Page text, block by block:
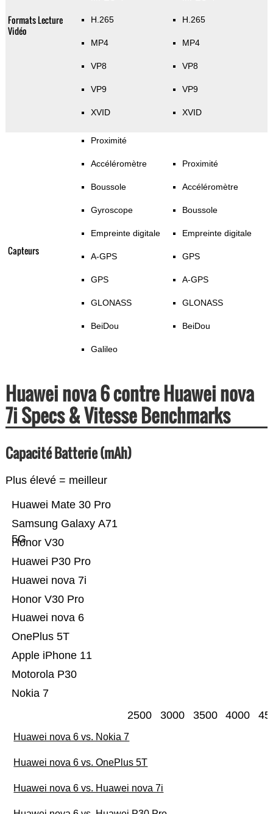
Formats Lecture
Vidéo
H.265
MP4
VP8
VP9
XVID
H.265
MP4
VP8
VP9
XVID
Capteurs
Proximité
Accéléromètre
Boussole
Gyroscope
Empreinte digitale
A-GPS
GPS
GLONASS
BeiDou
Galileo
Proximité
Accéléromètre
Boussole
Empreinte digitale
GPS
A-GPS
GLONASS
BeiDou
Huawei nova 6 contre Huawei nova
7i Specs & Vitesse Benchmarks
Capacité Batterie (mAh)
Plus élevé = meilleur
Nokia 7
Motorola P30
Apple iPhone 11
OnePlus 5T
Huawei nova 6
Honor V30 Pro
Huawei nova 7i
Huawei P30 Pro
Honor V30
Samsung Galaxy A71
5G
Huawei Mate 30 Pro
2500 3000 3500 4000
Huawei nova 6 vs. Nokia 7
Huawei nova 6 vs. OnePlus 5T
Huawei nova 6 vs. Huawei nova 7i